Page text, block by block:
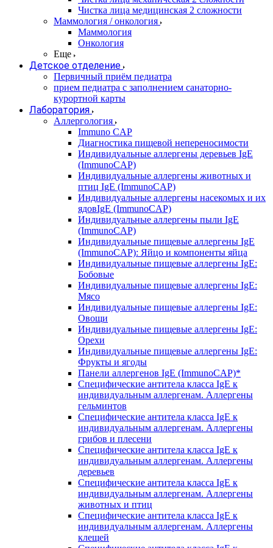
Чистка лица медицинская 2 сложности
Маммология / онкология
Маммология
Онкология
Еще
Детское отделение
Первичный приём педиатра
прием педиатра с заполнением санаторно-
курортной карты
Лаборатория
Аллергология
Immuno CAP
Диагностика пищевой непереносимости
Индивидуальные аллергены деревьев IgE
(ImmunoCAP)
Индивидуальные аллергены животных и
птиц IgE (ImmunoCAP)
Индивидуальные аллергены насекомых и их
ядовIgE (ImmunoCAP)
Индивидуальные аллергены пыли IgE
(ImmunoCAP)
Индивидуальные пищевые аллергены IgE
(ImmunoCAP): Яйцо и компоненты яйца
Индивидуальные пищевые аллергены IgE:
Бобовые
Индивидуальные пищевые аллергены IgE:
Мясо
Индивидуальные пищевые аллергены IgE:
Овощи
Индивидуальные пищевые аллергены IgE:
Орехи
Индивидуальные пищевые аллергены IgE:
Фрукты и ягоды
Панели аллергенов IgE (ImmunoCAP)*
Специфические антитела класса IgE к
индивидуальным аллергенам. Аллергены
гельминтов
Специфические антитела класса IgE к
индивидуальным аллергенам. Аллергены
грибов и плесени
Специфические антитела класса IgE к
индивидуальным аллергенам. Аллергены
деревьев
Специфические антитела класса IgE к
индивидуальным аллергенам. Аллергены
животных и птиц
Специфические антитела класса IgE к
индивидуальным аллергенам. Аллергены
клещей